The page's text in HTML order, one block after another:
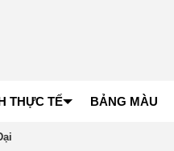
THỰC TẾ BẢNG MÀU